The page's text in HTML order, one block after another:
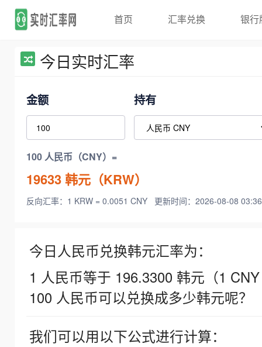
首页 汇率兑换 银行
今日实时汇率
金额 持有
100 人民币（CNY）=
19633韩元（KRW）
反向汇率：1 KRW = 0.0051 CNY 更新时间：2026-08-08
今日人民币兑换韩元汇率为：
1 人民币等于 196.3300 韩元（1
100 人民币可以兑换成多少韩元呢？
我们可以用以下公式进行计算：